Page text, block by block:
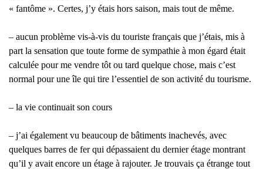
« fantôme ». Certes, j’y étais hors saison, mais tout de même.
– aucun problème vis-à-vis du touriste français que j’étais, mis à
part la sensation que toute forme de sympathie à mon égard était
calculée pour me vendre tôt ou tard quelque chose, mais c’est
normal pour une île qui tire l’essentiel de son activité du tourisme.
– la vie continuait son cours
– j’ai également vu beaucoup de bâtiments inachevés, avec
quelques barres de fer qui dépassaient du dernier étage montrant
qu’il y avait encore un étage à rajouter. Je trouvais ça étrange tout